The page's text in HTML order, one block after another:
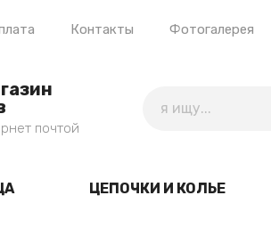
Контакты Фотогалерея
почтой
ЦЕПОЧКИ И КОЛЬЕ